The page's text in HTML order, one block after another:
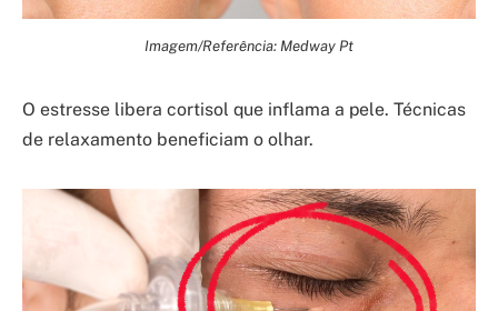
Imagem/Referência: Medway Pt
O estresse libera cortisol que inflama a pele. Técnicas
de relaxamento beneficiam o olhar.